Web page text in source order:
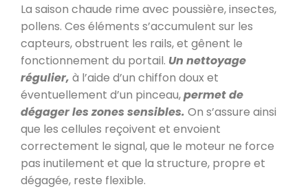
La saison chaude rime avec poussière, insectes,
pollens. Ces éléments s’accumulent sur les
capteurs, obstruent les rails, et gênent le
fonctionnement du portail. Un nettoyage
régulier, à l’aide d’un chiffon doux et
éventuellement d’un pinceau,permet de
dégager les zones sensibles. On s’assure ainsi
que les cellules reçoivent et envoient
correctement le signal, que le moteur ne force
pas inutilement et que la structure, propre et
dégagée, reste flexible.